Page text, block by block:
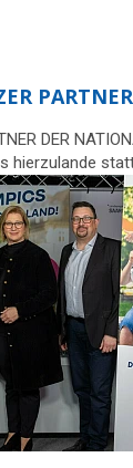
DER
hierzulande